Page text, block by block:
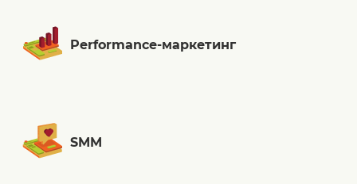
Performance-маркетинг
SMM